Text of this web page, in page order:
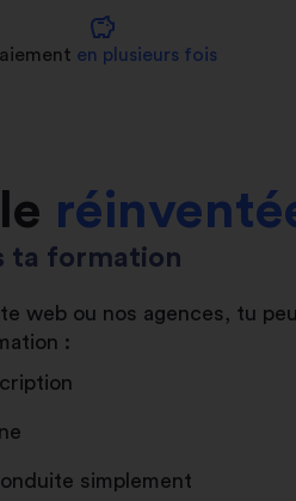
savings
en plusieurs fois
ta formation
web ou nos agences, tu
:
simplement